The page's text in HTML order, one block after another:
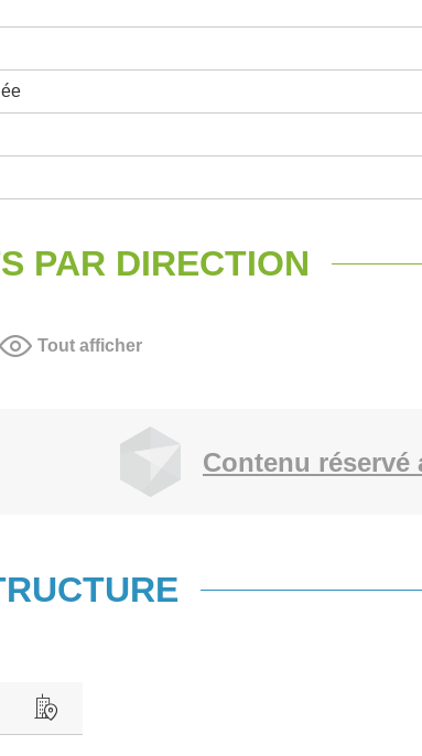
PAR DIRECTION
Tout afficher
Contenu réservé